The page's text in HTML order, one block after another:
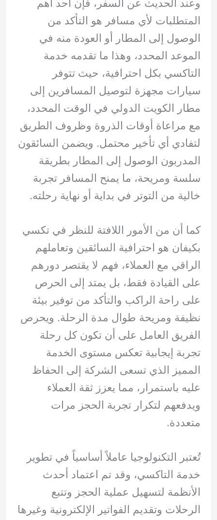
وعند الحديث عن السفر، فإن أحد أهم
المتطلبات لأي مسافر هو التأكد من
الوصول إلى المطار أو العودة منه في
الموعد المحدد، وهذا ما تقدمه خدمة
التاكسي بكل احترافية، حيث تتوفر
سيارات مجهزة لتوصيل المسافرين إلى
مطار الكويت الدولي في الوقت المحدد،
مع مراعاة أوقات الذروة وظروف الطريق
لتفادي أي تأخير محتمل. ويضمن السائقون
المدربون الوصول إلى المطار بطريقة
سلسة ومريحة، ما يمنح المسافر تجربة
خالية من التوتر في بداية أو نهاية رحلته.
كما أن من الأمور اللافتة للنظر في تكسي
بكيفان هو احترافية السائقين وتعاملهم
الراقي مع العملاء، فهم لا يقتصر دورهم
على القيادة فقط، بل يمتد إلى الحرص
على راحة الراكب والتأكد من توفير بيئة
نظيفة ومريحة طوال مدة الرحلة. ويحرص
الفريق العامل على أن تكون كل رحلة
تجربة إيجابية تعكس مستوى الخدمة
المميز الذي تسعى الشركة إلى الحفاظ
عليه باستمرار، مما يعزز ثقة العملاء
ويدفعهم لتكرار تجربة الحجز مرات
متعددة.
تُعتبر التكنولوجيا عاملاً أساسياً في تطوير
خدمة التاكسي، وقد تم اعتماد أحدث
الأنظمة لتسهيل عملية الحجز وتتبع
الرحلات وتقديم الفواتير الإلكترونية وغيرها